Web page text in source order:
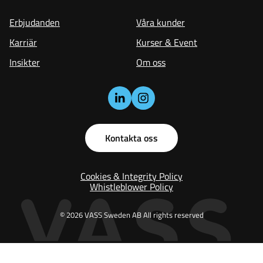
Erbjudanden
Våra kunder
Karriär
Kurser & Event
Insikter
Om oss
Kontakta oss
© 2026 VASS Sweden AB All rights reserved
Cookies & Integrity Policy
Whistleblower Policy